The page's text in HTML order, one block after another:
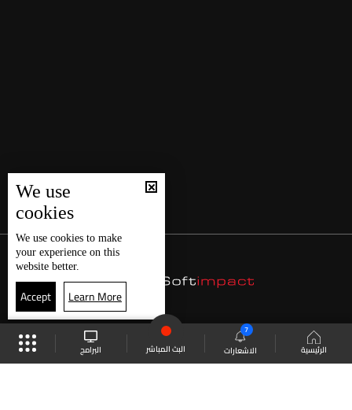
الرئيسية الاشعارات
7
البث المباشر البرامج
We use
cookies
We use cookies to make
your experience on this
website better.
Accept Learn More
موقع البرامج الجدول البث المباشر